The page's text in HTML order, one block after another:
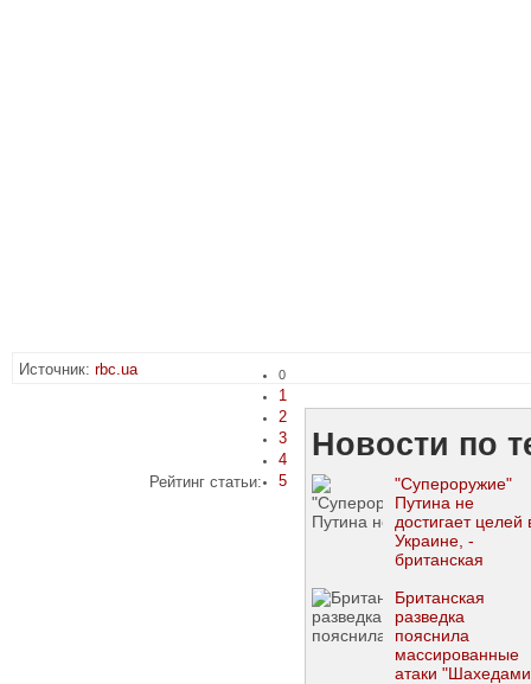
Источник: rbc.ua
Рейтинг статьи:
0
1
2
3
4
5
Новости по
"Супероружие"
Путина не
достигает целей
Украине, -
британская
Британская
разведка
пояснила
массированные
атаки